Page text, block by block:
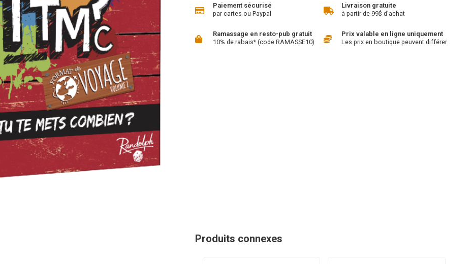
Paiement sécurisé
par cartes ou Paypal
Livraison gratuite
à partir de 99$ d'achat
Ramassage en resto-pub gratuit
10% de rabais* (code RAMASSE10)
Prix valable en ligne uniquement
Les prix en boutique peuvent différer
Produits connexes